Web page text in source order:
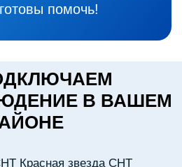
помочь!
В ВАШЕМ
Красная звезда СНТ